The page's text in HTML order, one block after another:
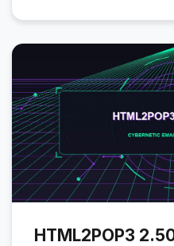
HTML2POP3